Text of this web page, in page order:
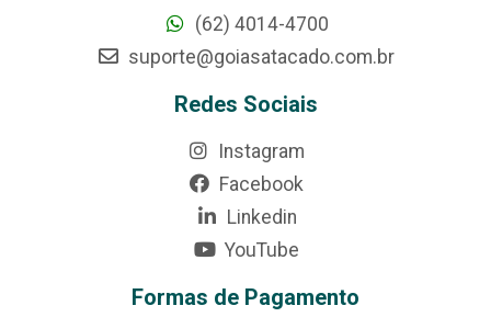
(62) 4014-4700
suporte@goiasatacado.com.br
Redes Sociais
Instagram
Facebook
Linkedin
YouTube
Formas de Pagamento